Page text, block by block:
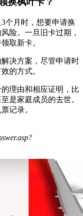
个月时，想要申请换
险。一旦旧卡过期，
取新卡。
决方案，尽管申请时
的方式。
理由和相应证明，比
是家庭成员的去世。
记录。